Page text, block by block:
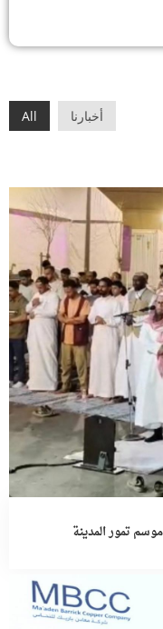
All أخبارنا
تمور المدينة